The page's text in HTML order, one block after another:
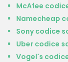
McAfee
Namecheap
Sony codice
Uber codice
Vogel's